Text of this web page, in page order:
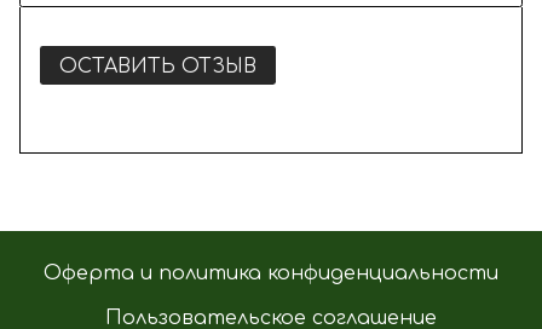
ОСТАВИТЬ ОТЗЫВ
Оферта и политика конфиденциальности
Пользовательское соглашение